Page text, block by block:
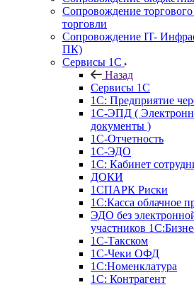
Сопровождение
торговли
Сопровождение IT-
ПК)
Сервисы 1С
Назад
Сервисы 1С
1С: Предприятие
1С-ЭПД (
документы )
1С-Отчетность
1С-ЭДО
1С: Кабинет
ДОКИ
1СПАРК Риски
1С:Касса облачное
ЭДО без
участников
1С-Такском
1С-Чеки ОФД
1С:Номенклатура
1С: Контрагент